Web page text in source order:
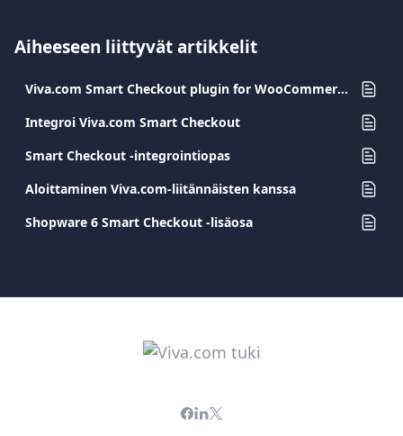
Aiheeseen liittyvät artikkelit
Viva.com Smart Checkout plugin for WooCommerce-alustalle
Integroi Viva.com Smart Checkout
Smart Checkout -integrointiopas
Aloittaminen Viva.com-liitännäisten kanssa
Shopware 6 Smart Checkout -lisäosa